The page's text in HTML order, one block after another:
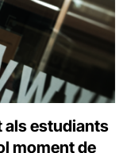
als estudiants
moment de